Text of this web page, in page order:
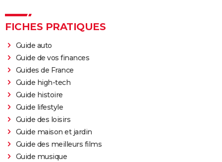
FICHES PRATIQUES
Guide auto
Guide de vos finances
Guides de France
Guide high-tech
Guide histoire
Guide lifestyle
Guide des loisirs
Guide maison et jardin
Guide des meilleurs films
Guide musique